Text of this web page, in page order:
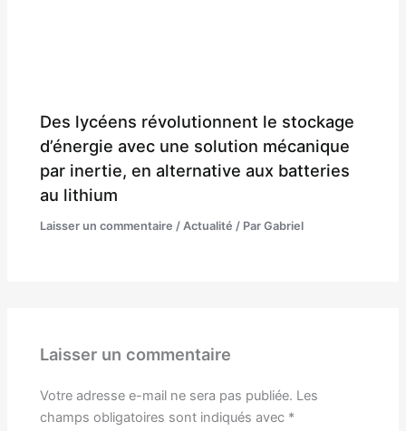
Des lycéens révolutionnent le stockage
d’énergie avec une solution mécanique
par inertie, en alternative aux batteries
au lithium
Laisser un commentaire / Actualité / ParGabriel
Laisser un commentaire
Votre adresse e-mail ne sera pas publiée. Les
champs obligatoires sont indiqués avec *